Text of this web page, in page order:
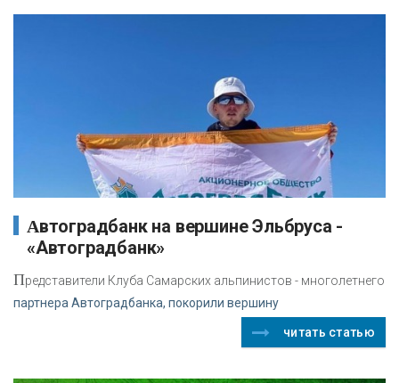
Автоградбанк на вершине Эльбруса -
«Автоградбанк»
Представители Клуба Самарских альпинистов - многолетнего
партнера Автоградбанка, покорили вершину
читать статью